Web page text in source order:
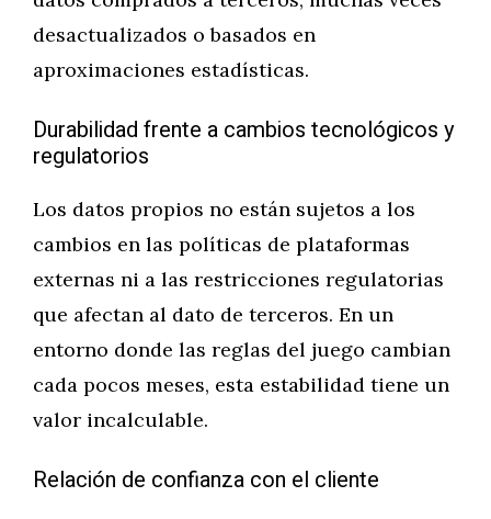
desactualizados o basados en
aproximaciones estadísticas.
Durabilidad frente a cambios tecnológicos y
regulatorios
Los datos propios no están sujetos a los
cambios en las políticas de plataformas
externas ni a las restricciones regulatorias
que afectan al dato de terceros. En un
entorno donde las reglas del juego cambian
cada pocos meses, esta estabilidad tiene un
valor incalculable.
Relación de confianza con el cliente